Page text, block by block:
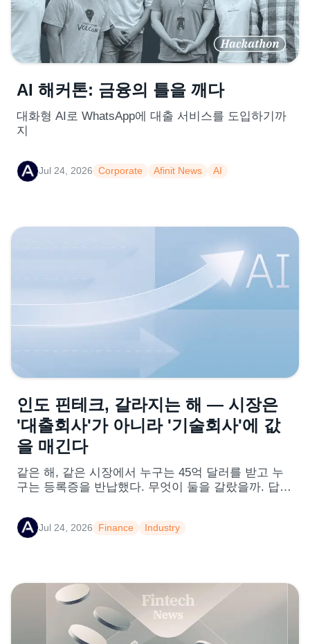
AI 해커톤: 금융의 틀을 깨다
대화형 AI로 WhatsApp에 대출 서비스를 도입하기까
지
Jul 24, 2026 Corporate Afinit News AI
인도 핀테크, 갈라지는 해 — 시장은
'대출회사'가 아니라 '기술회사'에 값
을 매긴다
같은 해, 같은 시장에서 누구는 45억 달러를 받고 누
구는 등록증을 반납했다. 무엇이 둘을 갈랐을까. 답은
느냐에 있다. 다음 10년의 주인공은 대출 장부가 아니
라 데이터와 AI 위에 서 있다.
Jul 24, 2026 Finance Industry